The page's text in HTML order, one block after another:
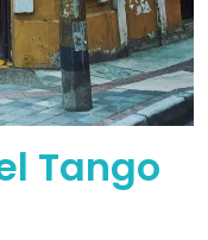
Tango